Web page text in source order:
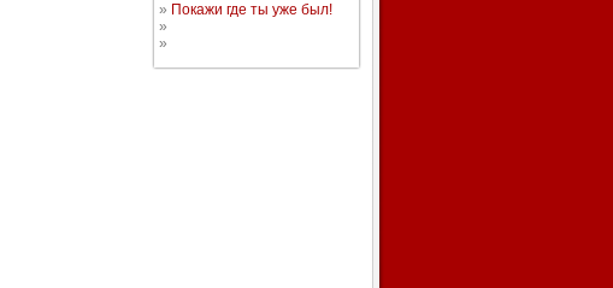
» Покажи где ты уже был!
»
»